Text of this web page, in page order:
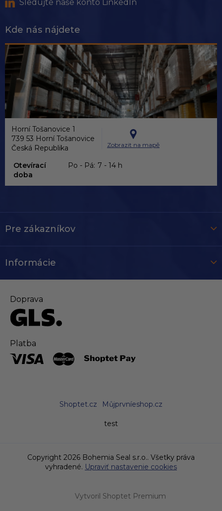
Sledujte naše konto LinkedIn
Pre zákazníkov
Informácie
Kde nás nájdete
Horní Tošanovice 1
739 53 Horní Tošanovice
Česká Republika
Zobrazit na mapě
Otevírací
doba
Po - Pá: 7 - 14 h
Doprava
Platba
Shoptet.cz Můjprvníeshop.cz
test
Vytvoril Shoptet Premium
Copyright 2026 Bohemia Seal s.r.o.. Všetky práva
vyhradené. Upraviť nastavenie cookies